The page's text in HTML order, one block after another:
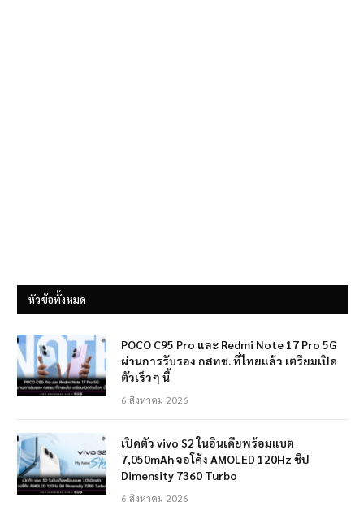
หัวข้อทั้งหมด
POCO C95 Pro และ Redmi Note 17 Pro 5G
ผ่านการรับรอง กสทช. ที่ไทยแล้ว เตรียมเปิด
ตัวเร็วๆ นี้
6 สิงหาคม 2026
เปิดตัว vivo S2 ในอินเดียพร้อมแบต
7,050mAh จอโค้ง AMOLED 120Hz ชิป
Dimensity 7360 Turbo
6 สิงหาคม 2026